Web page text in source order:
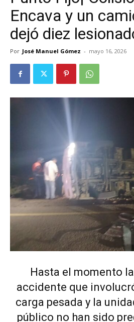
Encava y un
dejó diez
Por José Manuel Gómez - mayo 16, 2026
Hasta el momento
accidente que
carga pesada y la
público no han sido